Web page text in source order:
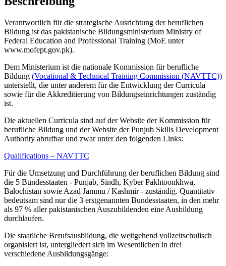
Verantwortlich für die strategische Ausrichtung der beruflichen
Bildung ist das pakistanische Bildungsministerium Ministry of
Federal Education and Professional Training (MoE unter
www.mofept.gov.pk).
Dem Ministerium ist die nationale Kommission für berufliche
Bildung (Vocational & Technical Training Commission (NAVTTC))
unterstellt, die unter anderem für die Entwicklung der Curricula
sowie für die Akkreditierung von Bildungseinrichtungen zuständig
ist.
Die aktuellen Curricula sind auf der Website der Kommission für
berufliche Bildung und der Website der Punjub Skills Development
Authority abrufbar und zwar unter den folgenden Links:
Qualifications – NAVTTC
Für die Umsetzung und Durchführung der beruflichen Bildung sind
die 5 Bundesstaaten - Punjab, Sindh, Kyber Pakhtoonkhwa,
Balochistan sowie Azad Jammu / Kashmir - zuständig. Quantitativ
bedeutsam sind nur die 3 erstgenannten Bundesstaaten, in den mehr
als 97 % aller pakistanischen Auszubildenden eine Ausbildung
durchlaufen.
Die staatliche Berufsausbildung, die weitgehend vollzeitschulisch
organisiert ist, untergliedert sich im Wesentlichen in drei
verschiedene Ausbildungsgänge: